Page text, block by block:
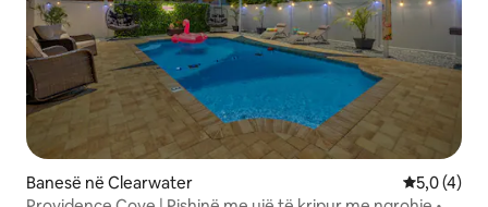
Banesë në Clearwater Vlerësimi
5,0 (4)